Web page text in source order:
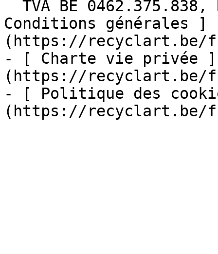
Conditions générales ]
(https://recyclart.be/
- [ Charte vie privée ]
(https://recyclart.be/
- [ Politique des